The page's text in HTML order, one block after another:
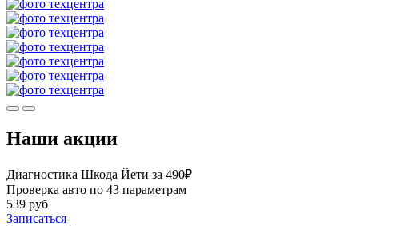
Наши акции
Диагностика Шкода Йети за 490₽
Проверка авто по 43 параметрам
539 руб
Записаться